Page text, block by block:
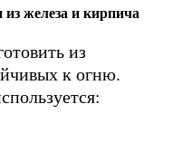
железа и кирпича
из
к огню.